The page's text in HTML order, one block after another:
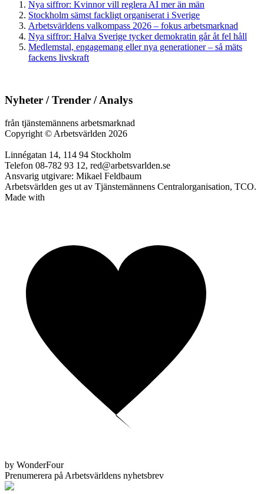
Nya siffror: Kvinnor vill reglera AI mer än män
Stockholm sämst fackligt organiserat i Sverige
Arbetsvärldens valkompass 2026 – fokus arbetsmarknad
Nya siffror: Halva Sverige tycker demokratin går åt fel håll
Medlemstal, engagemang eller nya generationer – så mäts
fackens livskraft
Nyheter / Trender / Analys
från tjänstemännens arbetsmarknad
Copyright © Arbetsvärlden 2026
Linnégatan 14, 114 94 Stockholm
Telefon 08-782 93 12, red@arbetsvarlden.se
Ansvarig utgivare: Mikael Feldbaum
Arbetsvärlden ges ut av Tjänstemännens Centralorganisation, TCO.
Made with
by WonderFour
Prenumerera på Arbetsvärldens nyhetsbrev